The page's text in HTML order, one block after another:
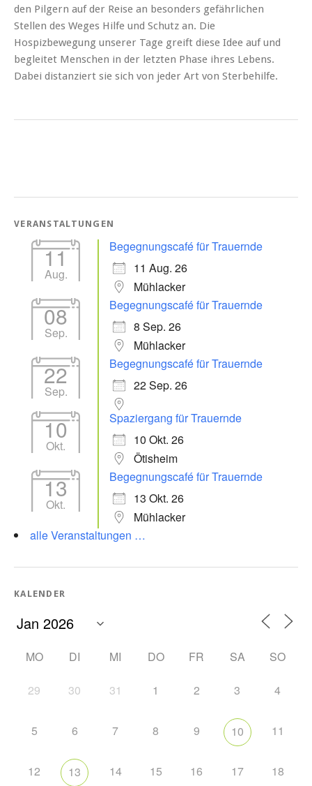
den Pilgern auf der Reise an besonders gefährlichen
Stellen des Weges Hilfe und Schutz an. Die
Hospizbewegung unserer Tage greift diese Idee auf und
begleitet Menschen in der letzten Phase ihres Lebens.
Dabei distanziert sie sich von jeder Art von Sterbehilfe.
VERANSTALTUNGEN
11
Aug.
Begegnungscafé für Trauernde
11 Aug. 26
Mühlacker
08
Sep.
Begegnungscafé für Trauernde
8 Sep. 26
Mühlacker
22
Sep.
Begegnungscafé für Trauernde
22 Sep. 26
10
Okt.
Spaziergang für Trauernde
10 Okt. 26
Ötisheim
13
Okt.
Begegnungscafé für Trauernde
13 Okt. 26
Mühlacker
alle Veranstaltungen …
KALENDER
MO DI MI DO FR SA SO
29 30 31 1 2 3 4
5 6 7 8 9 10 11
12 13 14 15 16 17 18